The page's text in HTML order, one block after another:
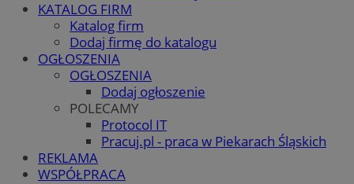
KATALOG FIRM
Katalog firm
Dodaj firmę do katalogu
OGŁOSZENIA
OGŁOSZENIA
Dodaj ogłoszenie
POLECAMY
Protocol IT
Pracuj.pl - praca w Piekarach Śląskich
REKLAMA
WSPÓŁPRACA